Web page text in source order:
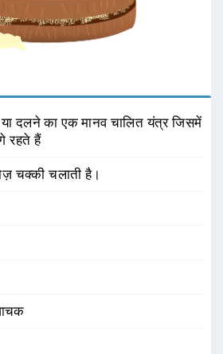
दलने का एक मानव चालित यंत्र जिसमें
रहते हैं
चक्की चलाती है।